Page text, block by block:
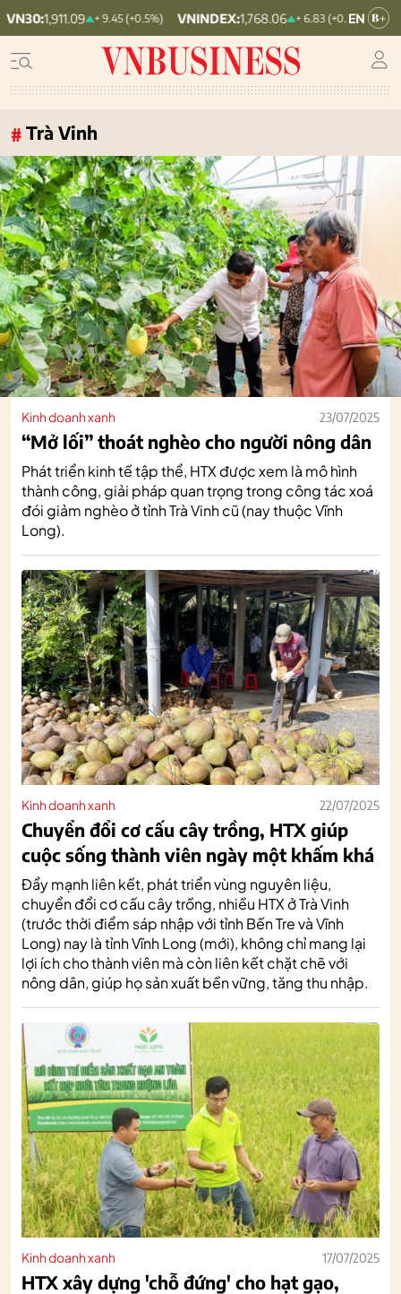
+ 9.45 (+0.5%) VNINDEX:1,768.06 + 6.83 (+0.39%) HNX30:455.12
# Trà Vinh
Kinh doanh xanh 23/07/2025
“Mở lối” thoát nghèo cho người nông dân
Phát triển kinh tế tập thể, HTX được xem là mô hình
thành công, giải pháp quan trọng trong công tác xoá
đói giảm nghèo ở tỉnh Trà Vinh cũ (nay thuộc Vĩnh
Long).
Kinh doanh xanh 22/07/2025
Chuyển đổi cơ cấu cây trồng, HTX giúp
cuộc sống thành viên ngày một khấm khá
Đẩy mạnh liên kết, phát triển vùng nguyên liệu,
chuyển đổi cơ cấu cây trồng, nhiều HTX ở Trà Vinh
(trước thời điểm sáp nhập với tỉnh Bến Tre và Vĩnh
Long) nay là tỉnh Vĩnh Long (mới), không chỉ mang lại
lợi ích cho thành viên mà còn liên kết chặt chẽ với
nông dân, giúp họ sản xuất bền vững, tăng thu nhập.
Kinh doanh xanh 17/07/2025
HTX xây dựng 'chỗ đứng' cho hạt gạo,